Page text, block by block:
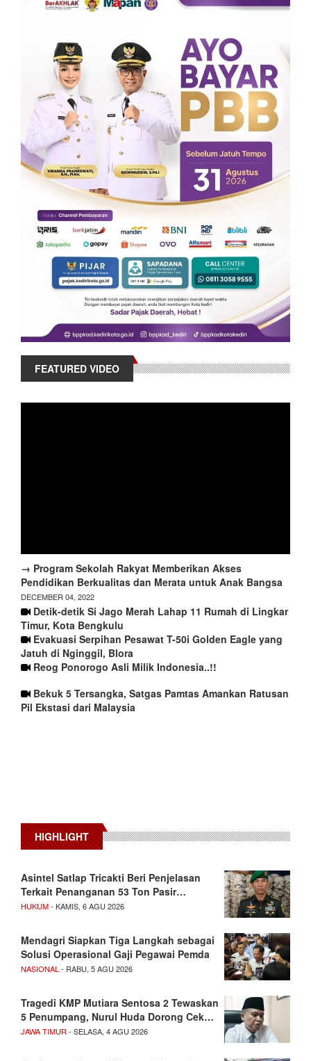
FEATURED VIDEO
→ Program Sekolah Rakyat Memberikan Akses
Pendidikan Berkualitas dan Merata untuk Anak Bangsa
DECEMBER 04, 2022
Detik-detik Si Jago Merah Lahap 11 Rumah di Lingkar
Timur, Kota Bengkulu
Evakuasi Serpihan Pesawat T-50i Golden Eagle yang
Jatuh di Nginggil, Blora
Reog Ponorogo Asli Milik Indonesia..!!
Bekuk 5 Tersangka, Satgas Pamtas Amankan Ratusan
Pil Ekstasi dari Malaysia
HIGHLIGHT
Asintel Satlap Tricakti Beri Penjelasan
Terkait Penanganan 53 Ton Pasir…
HUKUM- KAMIS, 6 AGU 2026
Mendagri Siapkan Tiga Langkah sebagai
Solusi Operasional Gaji Pegawai Pemda
NASIONAL - RABU, 5 AGU 2026
Tragedi KMP Mutiara Sentosa 2 Tewaskan
5 Penumpang, Nurul Huda Dorong Cek…
JAWA TIMUR - SELASA, 4 AGU 2026